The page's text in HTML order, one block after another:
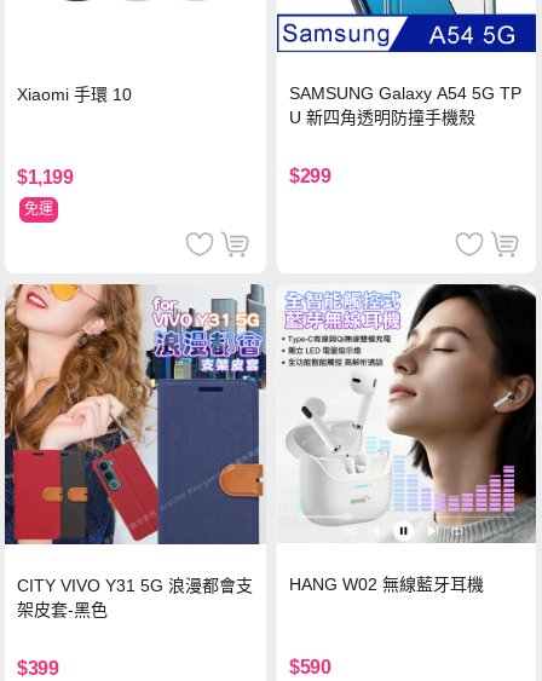
Xiaomi 手環 10
$1,199
免運
SAMSUNG Galaxy A54 5G TP
U 新四角透明防撞手機殼
$299
CITY VIVO Y31 5G 浪漫都會支
架皮套-黑色
$399
HANG W02 無線藍牙耳機
$590